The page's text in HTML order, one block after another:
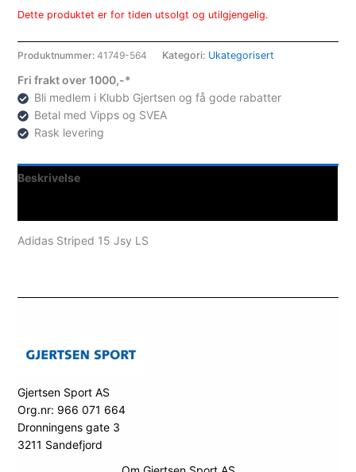
Dette produktet er for tiden utsolgt og utilgjengelig.
Produktnummer:41749-564 Kategori: Ukategorisert
Fri frakt over 1000,-*
Bli medlem i Klubb Gjertsen og få gode rabatter
Betal med Vipps og SVEA
Rask levering
Beskrivelse
Adidas Striped 15 Jsy LS
Gjertsen Sport AS
Org.nr: 966 071 664
Dronningens gate 3
3211 Sandefjord